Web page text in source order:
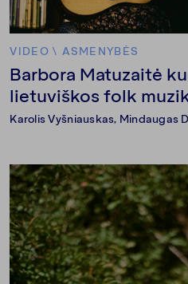
VIDEO \ ASMENYBĖS
Barbora Matuzaitė
lietuviškos folk
Karolis Vyšniauskas, Mindaugas